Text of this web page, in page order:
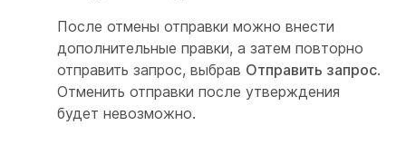
После отмены отправки можно внести
дополнительные правки, а затем повторно
отправить запрос, выбрав Отправить запрос.
Отменить отправки после утверждения
будет невозможно.